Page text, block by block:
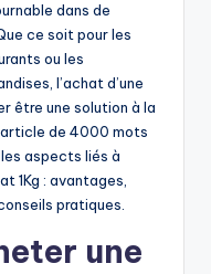
dans de
ce soit pour les
ou les
l’achat d’une
être une solution à la
de 4000 mots
aspects liés à
1Kg : avantages,
pratiques.
une